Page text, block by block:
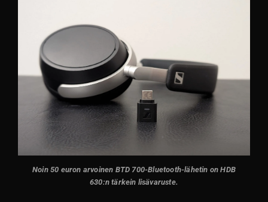
Noin 50 euron arvoinen BTD 700-Bluetooth-lähetin on HDB
630:n tärkein lisävaruste.